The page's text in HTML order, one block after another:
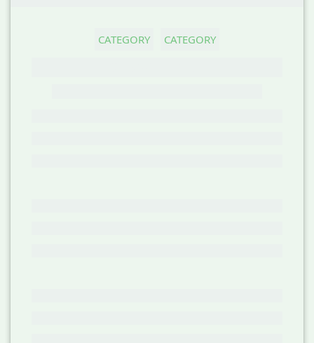
CATEGORY
CATEGORY